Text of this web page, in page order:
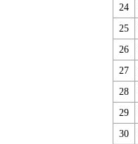
24
25
26
27
28
29
30